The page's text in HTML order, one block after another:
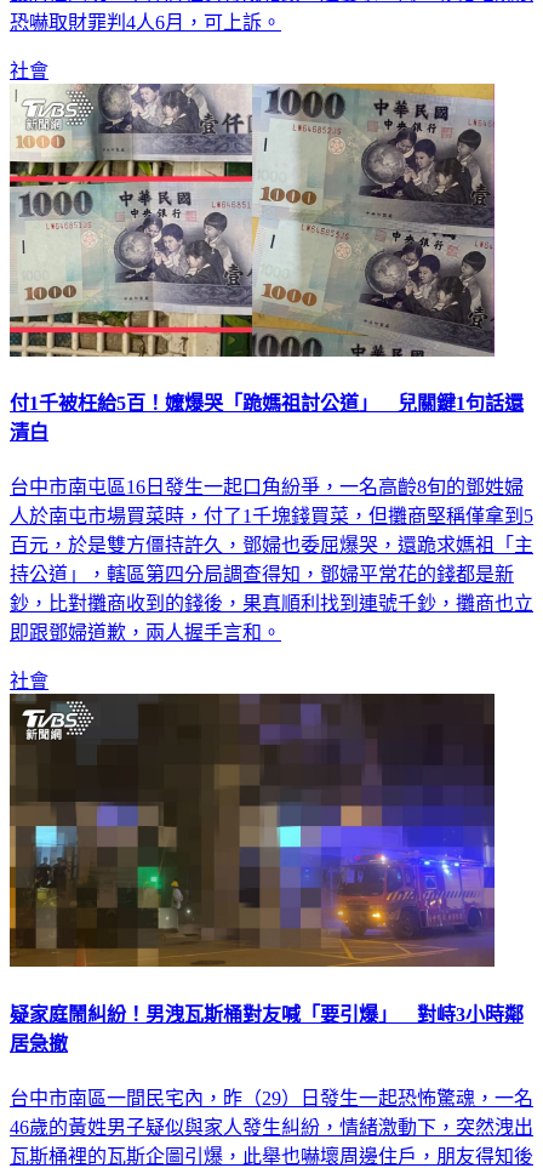
恐嚇取財罪判4人6月，可上訴。
社會
付1千被枉給5百！嬤爆哭「跪媽祖討公道」 兒關鍵1句話還
清白
台中市南屯區16日發生一起口角紛爭，一名高齡8旬的鄧姓婦
人於南屯市場買菜時，付了1千塊錢買菜，但攤商堅稱僅拿到5
百元，於是雙方僵持許久，鄧婦也委屈爆哭，還跪求媽祖「主
持公道」，轄區第四分局調查得知，鄧婦平常花的錢都是新
鈔，比對攤商收到的錢後，果真順利找到連號千鈔，攤商也立
即跟鄧婦道歉，兩人握手言和。
社會
疑家庭鬧糾紛！男洩瓦斯桶對友喊「要引爆」 對峙3小時鄰
居急撤
台中市南區一間民宅內，昨（29）日發生一起恐怖驚魂，一名
46歲的黃姓男子疑似與家人發生糾紛，情緒激動下，突然洩出
瓦斯桶裡的瓦斯企圖引爆，此舉也嚇壞周邊住戶，朋友得知後